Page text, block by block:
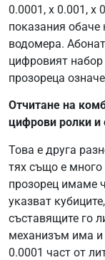
0.0001, х 0.001, х
показания обаче
водомера.
цифровият
прозореца
Отчитане на
цифрови ролки и
Това е друга
тях също е много
прозорец имаме
указват
съставящите го
механизъм има и
0.0001 част от